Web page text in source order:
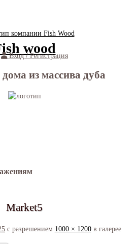
wood
из массива дуба
Вход / Регистрация
Market5
с разрешением 1000 × 1200в галерее